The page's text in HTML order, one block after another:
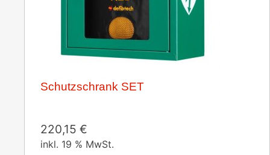
Schutzschrank SET
220,15 €
inkl. 19 % MwSt.